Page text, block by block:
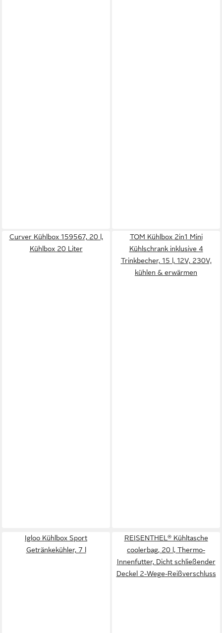
Curver Kühlbox 159567, 20 l,
Kühlbox 20 Liter
TOM Kühlbox 2in1 Mini
Kühlschrank inklusive 4
Trinkbecher, 15 l, 12V, 230V,
kühlen & erwärmen
Igloo Kühlbox Sport
Getränkekühler, 7 l
REISENTHEL® Kühltasche
coolerbag, 20 l, Thermo-
Innenfutter, Dicht schließender
Deckel 2-Wege-Reißverschluss